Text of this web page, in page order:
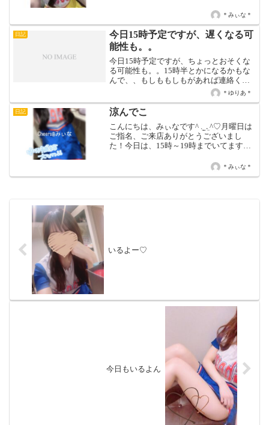
きますのでお気軽にお問い合わせくださ
いꔛ‬ෆ♡ みぃな♡✧今週の出 勤 ...
＊みぃな＊
日記
今日15時予定ですが、遅くなる可
能性も。。
今日15時予定ですが、ちょっとおそくな
る可能性も。。15時半とかになるかもな
んで、、もしももしもがあれば連絡くだ
＊ゆりあ＊
日記 涼んでこ
こんにちは、みぃなです^ ܸ. ̫ .ܸ ^♡月曜日は
ご指名、ご来店ありがとうございまし
た！今日は、15時～19時までいてます！
♡✧ 今 週の出 勤 日✧7/29(水) 15時～19時‪
☆7/30(木)...
＊みぃな＊
いるよー♡
今日もいるよん